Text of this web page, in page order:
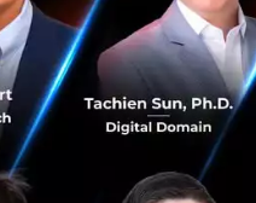
จัดระเบียบ
Notion Mail คืออี
ยืดหยุ่นของ
พร้อมเชื่อมต่อกับป
เมษายน 18, 2025
0